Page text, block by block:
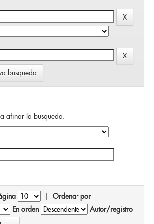
busqueda
afinar la busqueda.
| Ordenar por
En orden
Autor/registro